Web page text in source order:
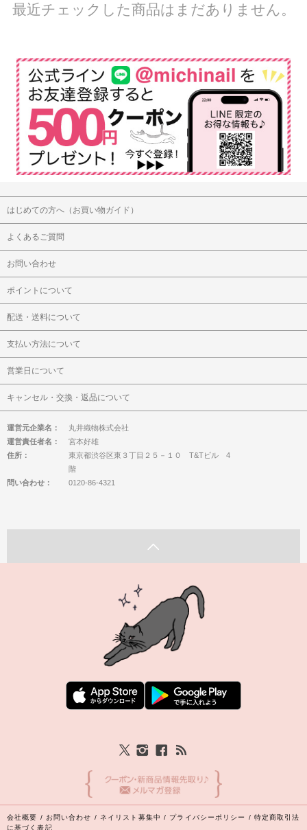
最近チェックした商品はまだありません。
はじめての方へ（お買い物ガイド）
よくあるご質問
お問い合わせ
ポイントについて
配送・送料について
支払い方法について
営業日について
キャンセル・交換・返品について
運営元企業名：
丸井織物株式会社
運営責任者名：
宮本好雄
住所：
東京都渋谷区東３丁目２５－１０ T&Tビル 4
階
問い合わせ：
0120-86-4321
会社概要 / お問い合わせ / ネイリスト募集中 / プライバシーポリシー / 特定商取引法
に基づく表記